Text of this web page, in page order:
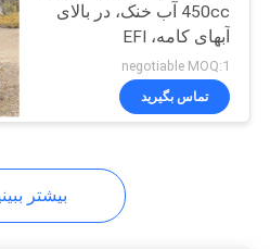
وسایل نقلیه
105
450cc آب خنک، در بالای
آبهای کامه، EFI
negotiable MOQ:1
تماس بگیرید
بیشتر